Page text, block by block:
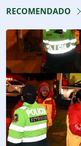
RECOMENDADO